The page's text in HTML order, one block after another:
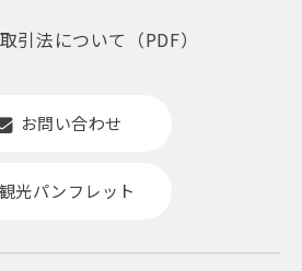
引法について（PDF）
お問い合わせ
観光パンフレット